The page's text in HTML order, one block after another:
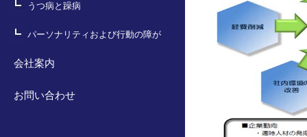
うつ病と躁病
パーソナリティおよび行動の障が
会社案内
お問い合わせ